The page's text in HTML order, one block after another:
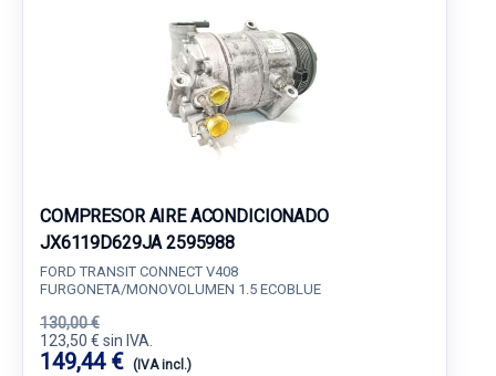
COMPRESOR AIRE ACONDICIONADO
JX6119D629JA 2595988
FORD TRANSIT CONNECT V408
FURGONETA/MONOVOLUMEN 1.5 ECOBLUE
130,00 €
123,50 € sin IVA.
149,44 € (IVA incl.)